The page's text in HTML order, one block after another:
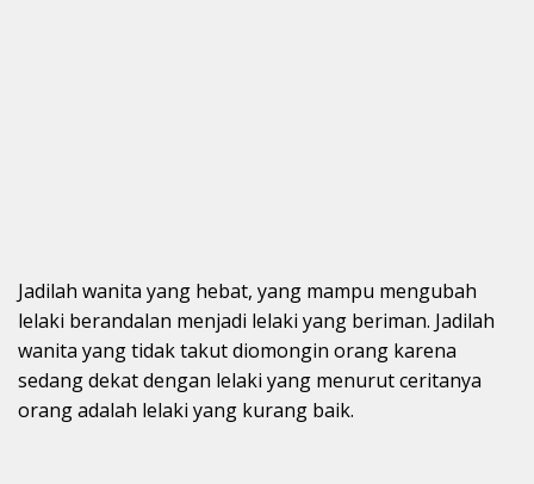
Jadilah wanita yang hebat, yang mampu mengubah
lelaki berandalan menjadi lelaki yang beriman. Jadilah
wanita yang tidak takut diomongin orang karena
sedang dekat dengan lelaki yang menurut ceritanya
orang adalah lelaki yang kurang baik.